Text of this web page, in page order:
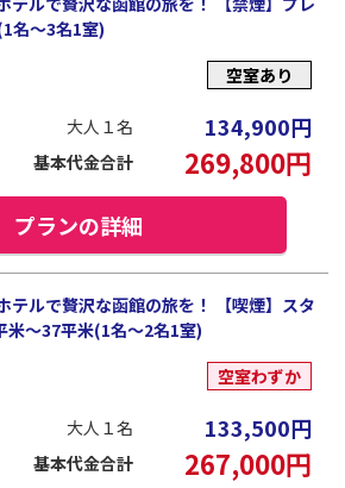
名～3名1室)
空室あり
大人１名 134,900円
基本代金合計 269,800円
プランの詳細
テルで贅沢な函館の旅を！ 【喫煙】スタ
米～37平米(1名～2名1室)
空室わずか
大人１名 133,500円
基本代金合計 267,000円